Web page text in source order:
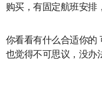
购买，有固定航班安排
你看看有什么合适你的
也觉得不可思议，没办